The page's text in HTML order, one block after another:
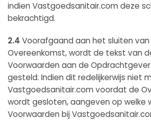
indien Vastgoedsanitair.com deze
bekrachtigd.
2.4 Voorafgaand aan het sluiten van
Overeenkomst, wordt de tekst van
Voorwaarden aan de
gesteld. Indien dit redelijkerwijs niet
Vastgoedsanitair.com voordat de
wordt gesloten, aangeven op welke
Voorwaarden bij